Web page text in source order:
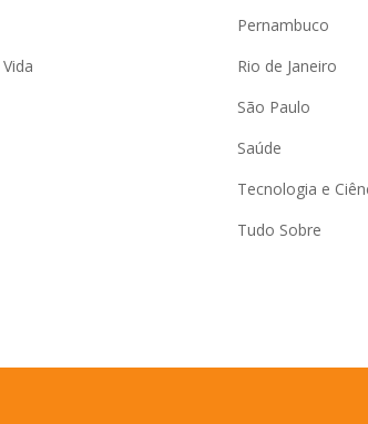
Pernambuco
Rio de Janeiro
São Paulo
Saúde
Tecnologia e
Tudo Sobre